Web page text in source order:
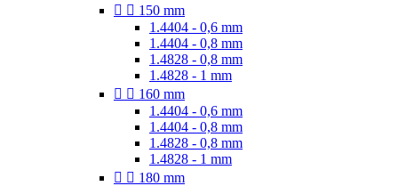
  150 mm
1.4404 - 0,6 mm
1.4404 - 0,8 mm
1.4828 - 0,8 mm
1.4828 - 1 mm
  160 mm
1.4404 - 0,6 mm
1.4404 - 0,8 mm
1.4828 - 0,8 mm
1.4828 - 1 mm
  180 mm